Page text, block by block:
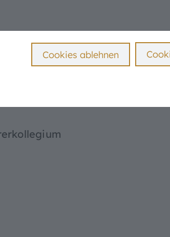
Cookies ablehnen
Eltern
Unterstützung
Offener Ganztag